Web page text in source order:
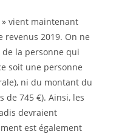
vient maintenant
revenus 2019. On ne
la personne qui
soit une personne
ni du montant du
de 745 €). Ainsi, les
devraient
est également